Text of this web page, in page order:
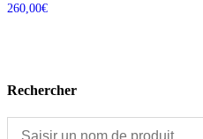
260,00€
Rechercher